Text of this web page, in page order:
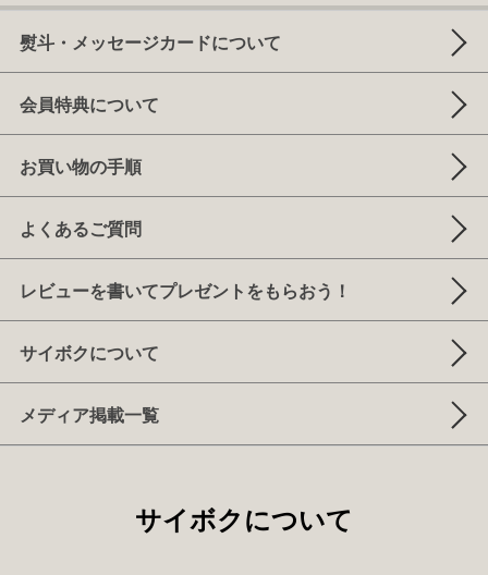
熨斗・メッセージカードについて
会員特典について
お買い物の手順
よくあるご質問
レビューを書いてプレゼントをもらおう！
サイボクについて
メディア掲載一覧
サイボクについて